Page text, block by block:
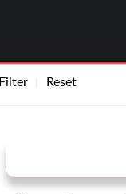
Filter Reset